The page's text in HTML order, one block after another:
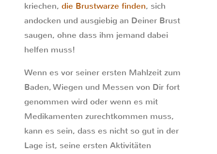
kriechen, die Brustwarze finden, sich
andocken und ausgiebig an Deiner Brust
saugen, ohne dass ihm jemand dabei
helfen muss!
Wenn es vor seiner ersten Mahlzeit zum
Baden, Wiegen und Messen von Dir fort
genommen wird oder wenn es mit
Medikamenten zurechtkommen muss,
kann es sein, dass es nicht so gut in der
Lage ist, seine ersten Aktivitäten